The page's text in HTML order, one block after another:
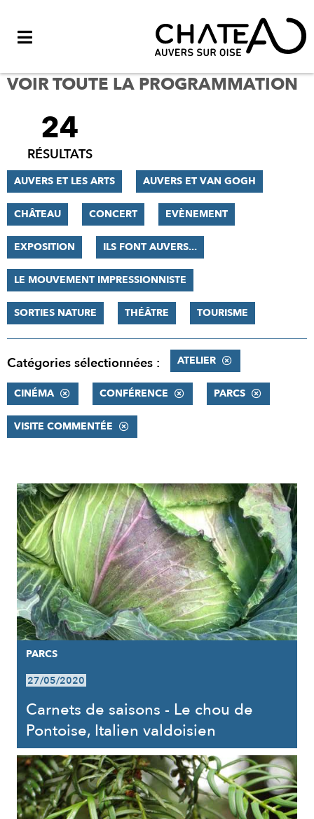
VOIR TOUTE LA PROGRAMMATION
FILTRER
RÉSULTATS
24
RÉSULTATS
AUVERS ET LES ARTS AUVERS ET VAN GOGH
CHÂTEAU CONCERT EVÈNEMENT
EXPOSITION ILS FONT AUVERS...
LE MOUVEMENT IMPRESSIONNISTE
SORTIES NATURE THÉÂTRE TOURISME
Catégories sélectionnées : ATELIER
CINÉMA CONFÉRENCE PARCS
VISITE COMMENTÉE
RÉSULTATS
PARCS
27/05/2020
Carnets de saisons - Le chou de
Pontoise, Italien valdoisien